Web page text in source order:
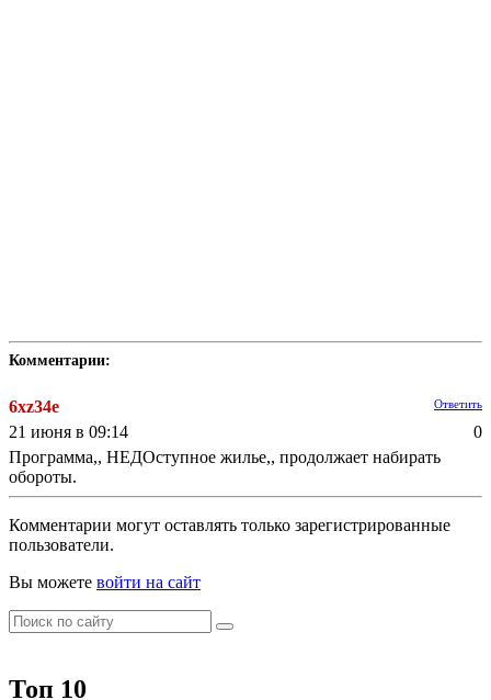
Комментарии:
6xz34e Ответить
0
21 июня в 09:14
Программа,, НЕДОступное жилье,, продолжает набирать
обороты.
Комментарии могут оставлять только зарегистрированные
пользователи.
Вы можете войти на сайт
Топ 10